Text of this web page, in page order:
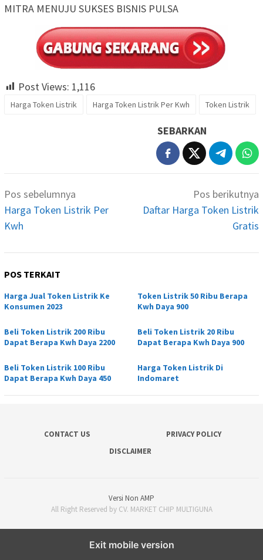
MITRA MENUJU SUKSES BISNIS PULSA
Post Views: 1,116
Harga Token Listrik Harga Token Listrik Per Kwh Token Listrik
SEBARKAN
Navigasi
pos
Pos sebelumnya
Harga Token Listrik Per
Kwh
Pos berikutnya
Daftar Harga Token Listrik
Gratis
POS TERKAIT
Harga Jual Token Listrik Ke
Konsumen 2023
Token Listrik 50 Ribu Berapa
Kwh Daya 900
Beli Token Listrik 200 Ribu
Dapat Berapa Kwh Daya 2200
Beli Token Listrik 20 Ribu
Dapat Berapa Kwh Daya 900
Beli Token Listrik 100 Ribu
Dapat Berapa Kwh Daya 450
Harga Token Listrik Di
Indomaret
CONTACT US
PRIVACY POLICY
DISCLAIMER
Versi Non AMP
All Right Reserved by CV. MARKET CHIP MULTIGUNA
Exit mobile version